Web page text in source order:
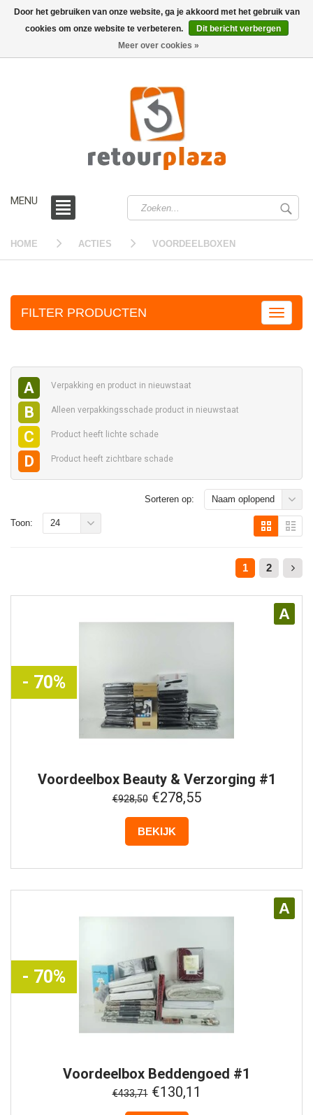
MENU
HOME ACTIES VOORDEELBOXEN
FILTER PRODUCTEN
A Verpakking en product in nieuwstaat
B Alleen verpakkingsschade product in nieuwstaat
C Product heeft lichte schade
D Product heeft zichtbare schade
Sorteren op: Naam oplopend
1 2
Toon: 24
A
- 70%
VoordeelboxBeauty & Verzorging #1
€928,50€278,55
BEKIJK
A
- 70%
Voordeelbox Beddengoed #1
€433,71€130,11
Door het gebruiken van onze website, ga je akkoord met het gebruik van
cookies om onze website te verbeteren.
Dit bericht verbergen
Meer over cookies »